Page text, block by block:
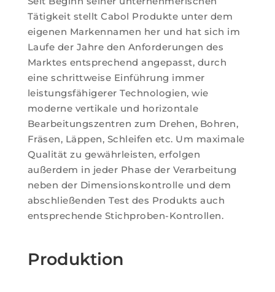
Tätigkeit stellt Cabol Produkte unter dem
eigenen Markennamen her und hat sich im
Laufe der Jahre den Anforderungen des
Marktes entsprechend angepasst, durch
eine schrittweise Einführung immer
leistungsfähigerer Technologien, wie
moderne vertikale und horizontale
Bearbeitungszentren zum Drehen, Bohren,
Fräsen, Läppen, Schleifen etc. Um maximale
Qualität zu gewährleisten, erfolgen
außerdem in jeder Phase der Verarbeitung
neben der Dimensionskontrolle und dem
abschließenden Test des Produkts auch
entsprechende Stichproben-Kontrollen.
Produktion